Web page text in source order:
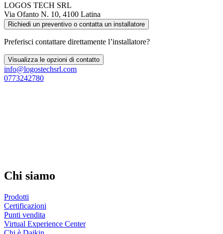
LOGOS TECH SRL
Via Ofanto N. 10, 4100 Latina
Richiedi un preventivo o contatta un installatore
Preferisci contattare direttamente l’installatore?
Visualizza le opzioni di contatto
info@logostechsrl.com
0773242780
Chi siamo
Prodotti
Certificazioni
Punti vendita
Virtual Experience Center